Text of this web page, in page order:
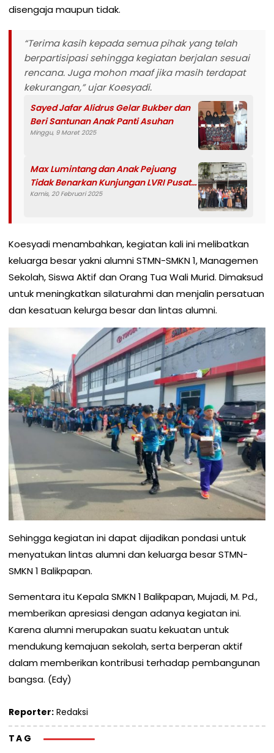
disengaja maupun tidak.
“Terima kasih kepada semua pihak yang telah
berpartisipasi sehingga kegiatan berjalan sesuai
rencana. Juga mohon maaf jika masih terdapat
kekurangan,” ujar Koesyadi.
Sayed Jafar Alidrus Gelar Bukber dan
Beri Santunan Anak Panti Asuhan
Minggu, 9 Maret 2025
Max Lumintang dan Anak Pejuang
Tidak Benarkan Kunjungan LVRI Pusat :
Resahkan Warga
Kamis, 20 Februari 2025
Koesyadi menambahkan, kegiatan kali ini melibatkan
keluarga besar yakni alumni STMN-SMKN 1, Managemen
Sekolah, Siswa Aktif dan Orang Tua Wali Murid. Dimaksud
untuk meningkatkan silaturahmi dan menjalin persatuan
dan kesatuan kelurga besar dan lintas alumni.
Sehingga kegiatan ini dapat dijadikan pondasi untuk
menyatukan lintas alumni dan keluarga besar STMN-
SMKN 1 Balikpapan.
Sementara itu Kepala SMKN 1 Balikpapan, Mujadi, M. Pd.,
memberikan apresiasi dengan adanya kegiatan ini.
Karena alumni merupakan suatu kekuatan untuk
mendukung kemajuan sekolah, serta berperan aktif
dalam memberikan kontribusi terhadap pembangunan
bangsa. (Edy)
Reporter: Redaksi
TAG